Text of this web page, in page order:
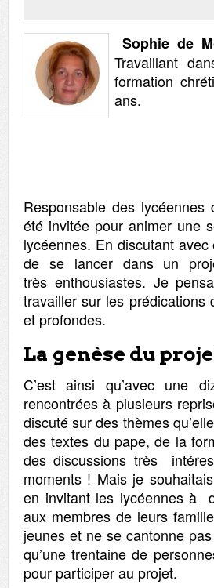
Sophie de
Travaillant
formation
ans.
Responsable des
été invitée pour animer une
lycéennes. En discutant
de se lancer dans un
très enthousiastes. Je
travailler sur les
et profondes.
La genèse du
C’est ainsi qu’avec une
rencontrées à plusieurs
discuté sur des thèmes
des textes du pape, de la
des discussions très
moments ! Mais je
en invitant les lycéennes à
aux membres de leurs
jeunes et ne se cantonne
qu’une trentaine de
pour participer au projet.